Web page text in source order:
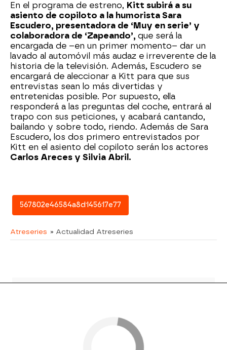
En el programa de estreno, Kitt subirá a su
asiento de copiloto a la humorista Sara
Escudero, presentadora de ‘Muy en serie’ y
colaboradora de ‘Zapeando’, que será la
encargada de –en un primer momento– dar un
lavado al automóvil más audaz e irreverente de la
historia de la televisión. Además, Escudero se
encargará de aleccionar a Kitt para que sus
entrevistas sean lo más divertidas y
entretenidas posible. Por supuesto, ella
responderá a las preguntas del coche, entrará al
trapo con sus peticiones, y acabará cantando,
bailando y sobre todo, riendo. Además de Sara
Escudero, los dos primero entrevistados por
Kitt en el asiento del copiloto serán los actores
Carlos Areces y Silvia Abril.
567802e46584a8d145617e77
Atreseries » Actualidad Atreseries